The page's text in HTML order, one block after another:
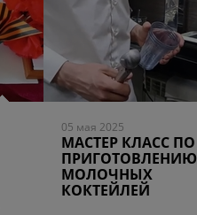
05 мая 2025
МАСТЕР КЛАСС ПО
ПРИГОТОВЛЕНИЮ
МОЛОЧНЫХ
КОКТЕЙЛЕЙ